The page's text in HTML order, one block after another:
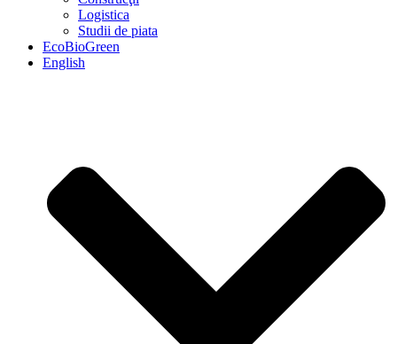
Logistica
Studii de piata
EcoBioGreen
English